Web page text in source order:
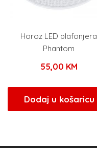
Horoz LED plafonjera
Phantom
55,00 KM
Dodaj u košaricu